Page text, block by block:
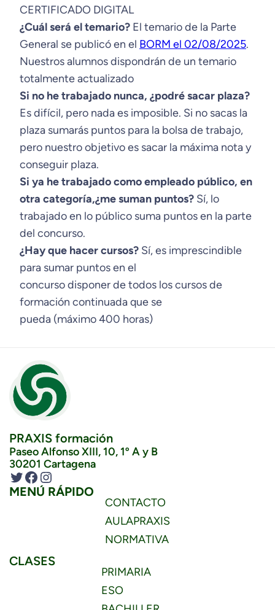
CERTIFICADO DIGITAL
¿Cuál será el temario? El temario de la Parte
General se publicó en el BORM el 02/08/2025.
Nuestros alumnos dispondrán de un temario
totalmente actualizado
Si no he trabajado nunca, ¿podré sacar plaza?
Es difícil, pero nada es imposible. Si no sacas la
plaza sumarás puntos para la bolsa de trabajo,
pero nuestro objetivo es sacar la máxima nota y
conseguir plaza.
Si ya he trabajado como empleado público, en
otra categoría,¿me suman puntos? Sí, lo
trabajado en lo público suma puntos en la parte
del concurso.
¿Hay que hacer cursos? Sí, es imprescindible
para sumar puntos en el
concurso disponer de todos los cursos de
formación continuada que se
pueda (máximo 400 horas)
PRAXIS formación
Paseo Alfonso XIII, 10, 1º A y B
30201 Cartagena
Twitter Facebook Instagram
MENÚ RÁPIDO
CONTACTO
AULAPRAXIS
NORMATIVA
CLASES
PRIMARIA
ESO